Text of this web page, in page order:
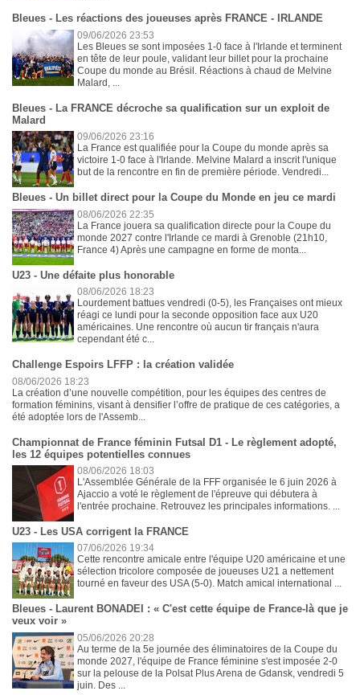
Bleues - Les réactions des joueuses après FRANCE - IRLANDE
09/06/2026 23:53
Les Bleues se sont imposées 1-0 face à l'Irlande et terminent
en tête de leur poule, validant leur billet pour la prochaine
Coupe du monde au Brésil. Réactions à chaud de Melvine
Malard, ...
Bleues - La FRANCE décroche sa qualification sur un exploit de
Malard
09/06/2026 23:16
La France est qualifiée pour la Coupe du monde après sa
victoire 1-0 face à l'Irlande. Melvine Malard a inscrit l'unique
but de la rencontre en fin de première période. Vendredi...
Bleues - Un billet direct pour la Coupe du Monde en jeu ce mardi
08/06/2026 22:35
La France jouera sa qualification directe pour la Coupe du
monde 2027 contre l'Irlande ce mardi à Grenoble (21h10,
France 4) Après une campagne en forme de monta...
U23 - Une défaite plus honorable
08/06/2026 18:23
Lourdement battues vendredi (0-5), les Françaises ont mieux
réagi ce lundi pour la seconde opposition face aux U20
américaines. Une rencontre où aucun tir français n'aura
cependant été c...
Challenge Espoirs LFFP : la création validée
08/06/2026 18:23
La création d’une nouvelle compétition, pour les équipes des centres de
formation féminins, visant à densifier l’offre de pratique de ces catégories, a
été adoptée lors de l'Assemb...
Championnat de France féminin Futsal D1 - Le règlement adopté,
les 12 équipes potentielles connues
08/06/2026 18:03
L'Assemblée Générale de la FFF organisée le 6 juin 2026 à
Ajaccio a voté le règlement de l'épreuve qui débutera à
l'entrée prochaine. Retrouvez les principales informations. ...
U23 - Les USA corrigent la FRANCE
07/06/2026 19:34
Cette rencontre amicale entre l'équipe U20 américaine et une
sélection tricolore composée de joueuses U21 a nettement
tourné en faveur des USA (5-0). Match amical international ...
Bleues - Laurent BONADEI : « C'est cette équipe de France-là que je
veux voir »
05/06/2026 20:28
Au terme de la 5e journée des éliminatoires de la Coupe du
monde 2027, l'équipe de France féminine s'est imposée 2-0
sur la pelouse de la Polsat Plus Arena de Gdansk, vendredi 5
juin. Des ...